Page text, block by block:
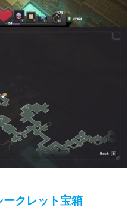
クレット宝箱